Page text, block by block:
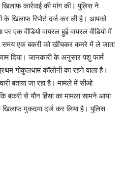
कार्रवाई की मांग की। पुलिस ने
के खिलाफ रिपोर्ट दर्ज कर ली है। आपको
एक वीडियो वायरल हुई वायरल वीडियो में
समय एक बकरी को खींचकर कमरे में ले जाता
दिया। जानकारी के अनुसार पशु फार्म
गोकुलधाम कॉलोनी का रहने वाला है।
बताया जा रहा है। मामले में सीओ
बकरी से यौन हिंसा का मामला सामने आया
मुकदमा दर्ज कर लिया है। पुलिस